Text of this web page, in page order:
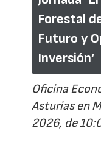
Forestal
Futuro y
Inversión’
Oficina
Asturias en
2026, de